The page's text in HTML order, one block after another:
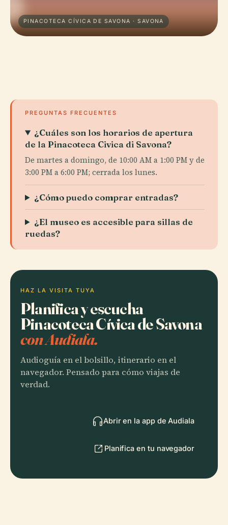
PINACOTECA CÍVICA DE SAVONA · SAVONA
PREGUNTAS FRECUENTES
¿Cuáles son los horarios de apertura
de la Pinacoteca Civica di Savona?
De martes a domingo, de 10:00 AM a 1:00 PM y de
3:00 PM a 6:00 PM; cerrada los lunes.
¿Cómo puedo comprar entradas?
¿El museo es accesible para sillas de
ruedas?
HAZ LA VISITA TUYA
Planifica y escucha
Pinacoteca Cívica de Savona
con Audiala.
Audioguía en el bolsillo, itinerario en el
navegador. Pensado para cómo viajas de
verdad.
Abrir en la app de Audiala
Planifica en tu navegador